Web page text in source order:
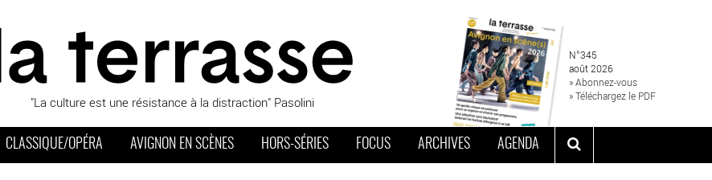
"La culture est une résistance à la distraction" Pasolini
N°345
août 2026
» Abonnez-vous
» Téléchargez le PDF
CLASSIQUE/OPÉRA AVIGNON EN SCÈNES HORS-SÉRIES FOCUS ARCHIVES AGENDA